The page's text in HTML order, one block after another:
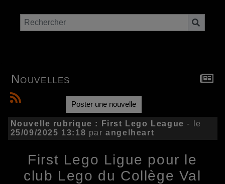
Nouvelles
Poster une nouvelle
Nouvelle rubrique : First Lego League - le
25/09/2025 13:18 parangelheart
First Lego Ligue pour le
club Lego du Collège Val